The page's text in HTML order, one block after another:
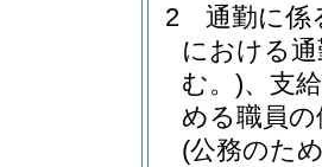
2
通勤に係
における
む。)、支
める職員
(公務のた